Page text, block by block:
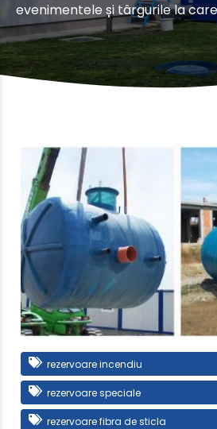
evenimentele și târgurile la
rezervoare incendiu
rezervoare speciale
rezervoare fibra de sticla